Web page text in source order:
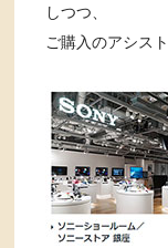
しつつ、
ご購入のアシス